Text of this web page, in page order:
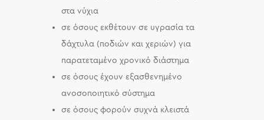
στα νύχια
σε όσους εκθέτουν σε υγρασία τα
δάχτυλα (ποδιών και χεριών) για
παρατεταμένο χρονικό διάστημα
σε όσους έχουν εξασθενημένο
ανοσοποιητικό σύστημα
σε όσους φορούν συχνά κλειστά